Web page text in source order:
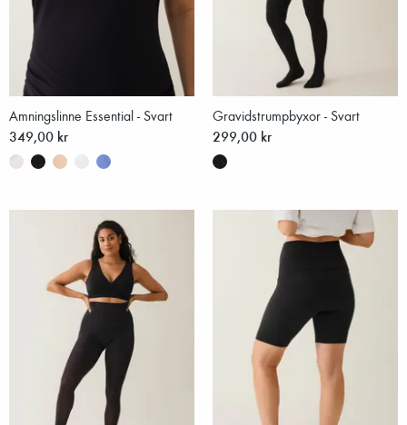
Amningslinne Essential - Svart
349,00 kr
Gravidstrumpbyxor - Svart
299,00 kr